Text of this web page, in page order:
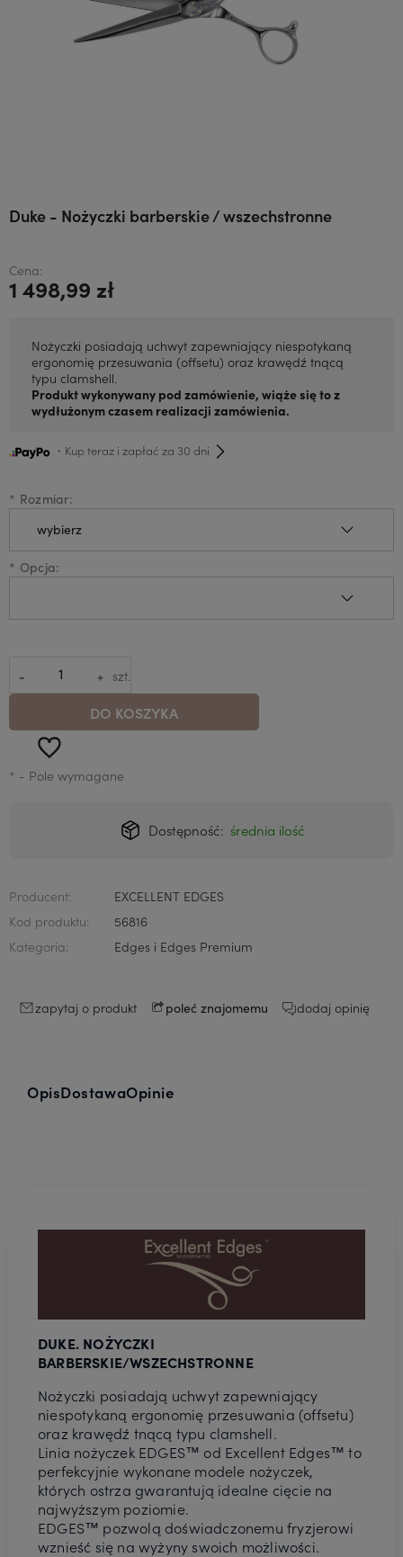
Duke - Nożyczki barberskie / wszechstronne
Cena:
1 498,99 zł
Nożyczki posiadają uchwyt zapewniający niespotykaną
ergonomię przesuwania (offsetu) oraz krawędź tnącą
typu clamshell.
Produkt wykonywany pod zamówienie, wiąże się to z
wydłużonym czasem realizacji zamówienia.
・Kup teraz i zapłać za 30 dni
* Rozmiar:
* Opcja:
+
- szt.
DO KOSZYKA
* - Pole wymagane
Dostępność: średnia ilość
Producent:
EXCELLENT EDGES
Kod produktu:
56816
Kategoria:
Edges i Edges Premium
zapytaj o produkt poleć znajomemu dodaj opinię
OpisDostawaOpinie
DUKE. NOŻYCZKI
BARBERSKIE/WSZECHSTRONNE
Nożyczki posiadają uchwyt zapewniający
niespotykaną ergonomię przesuwania (offsetu)
oraz krawędź tnącą typu clamshell.
Linia nożyczek EDGES™ od Excellent Edges™ to
perfekcyjnie wykonane modele nożyczek,
których ostrza gwarantują idealne cięcie na
najwyższym poziomie.
EDGES™ pozwolą doświadczonemu fryzjerowi
wznieść się na wyżyny swoich możliwości.